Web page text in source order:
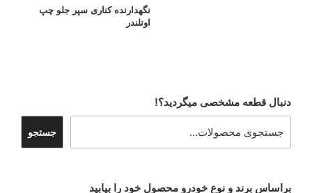
نگهدارنده کناری سپر جلو چپ
اوتلندر
دنبال قطعه مشخصی میگردید؟!
جستجو
براساس برند و نوع خودرو محصول خود را بیابید